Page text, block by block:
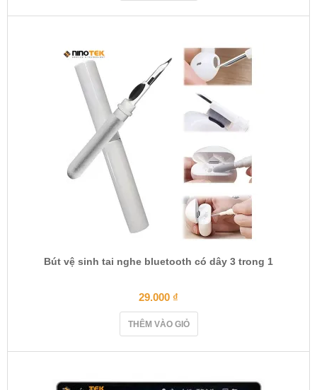
Bút vệ sinh tai nghe bluetooth có dây 3 trong 1
29.000 ₫
THÊM VÀO GIỎ